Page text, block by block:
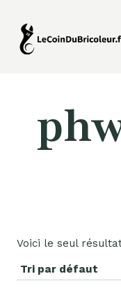
contenu
Voici le seul